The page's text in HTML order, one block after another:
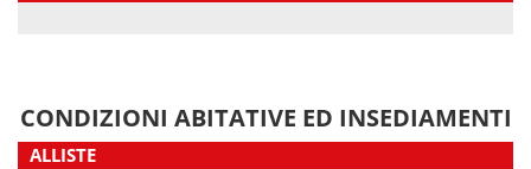
CONDIZIONI ABITATIVE ED INSEDIAMENTI
ALLISTE